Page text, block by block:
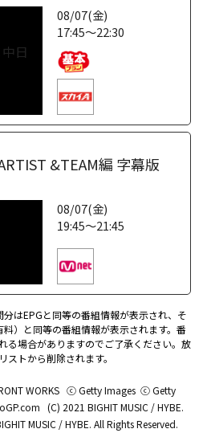
08/07(金)
17:45～22:30
&TEAM編 字幕版
08/07(金)
19:45～21:45
はEPGと同等の番組情報が表示され、そ
）と同等の番組情報が表示されます。番
る場合がありますのでご了承ください。放
トから削除されます。
WORKS ⓒ Getty Images ⓒ Getty
(C) 2021 BIGHIT MUSIC / HYBE.
MUSIC / HYBE. All Rights Reserved.